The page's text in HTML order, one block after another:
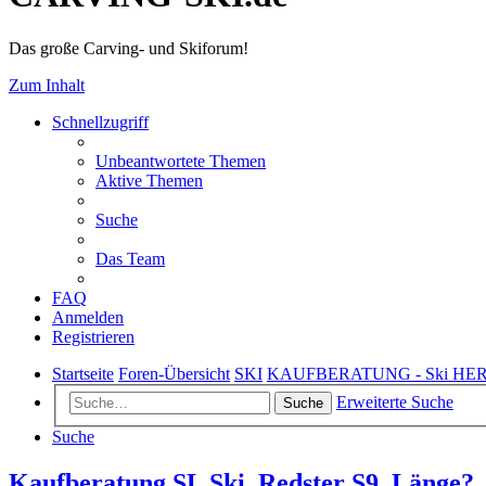
Das große Carving- und Skiforum!
Zum Inhalt
Schnellzugriff
Unbeantwortete Themen
Aktive Themen
Suche
Das Team
FAQ
Anmelden
Registrieren
Startseite Foren-Übersicht SKI KAUFBERATUNG - Ski
Suche
Erweiterte Suche
Suche